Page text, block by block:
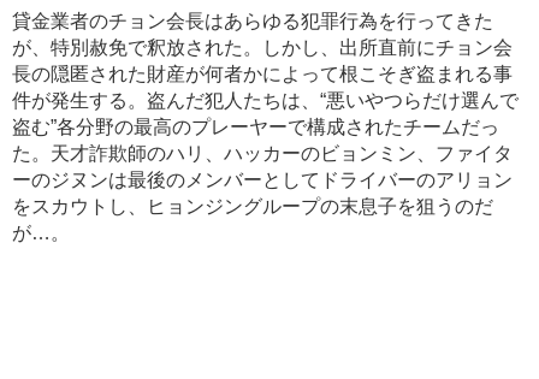
貸金業者のチョン会長はあらゆる犯罪行為を行ってきた
が、特別赦免で釈放された。しかし、出所直前にチョン会
長の隠匿された財産が何者かによって根こそぎ盗まれる事
件が発生する。盗んだ犯人たちは、“悪いやつらだけ選んで
盗む”各分野の最高のプレーヤーで構成されたチームだっ
た。天才詐欺師のハリ、ハッカーのビョンミン、ファイタ
ーのジヌンは最後のメンバーとしてドライバーのアリョン
をスカウトし、ヒョンジングループの末息子を狙うのだ
が…。